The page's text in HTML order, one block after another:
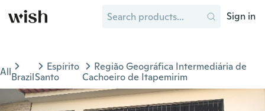
Sign in
AllBrazil
Espírito
Santo
Região Geográfica Intermediária de
Cachoeiro de Itapemirim